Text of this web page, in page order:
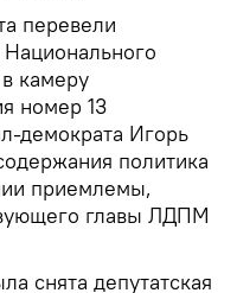
перевели
Национального
камеру
номер 13
демократа Игорь
политика
приемлемы,
главы ЛДПМ
снята депутатская